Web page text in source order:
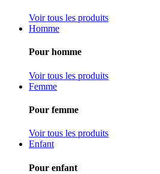
Voir tous les produits
Homme
Pour homme
Voir tous les produits
Femme
Pour femme
Voir tous les produits
Enfant
Pour enfant